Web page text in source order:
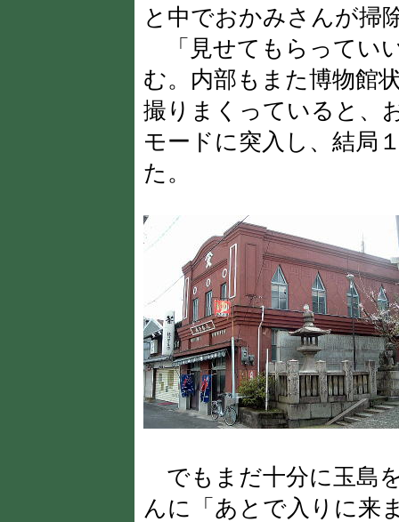
と中でおかみさんが掃
「見せてもらってい
む。内部もまた博物館
撮りまくっていると、
モードに突入し、結局
た。
でもまだ十分に玉島
んに「あとで入りに来